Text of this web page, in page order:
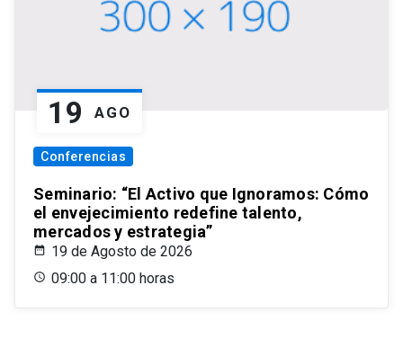
19 AGO
Conferencias
Seminario: “El Activo que Ignoramos: Cómo
el envejecimiento redefine talento,
mercados y estrategia”
19 de Agosto de 2026
09:00 a 11:00 horas